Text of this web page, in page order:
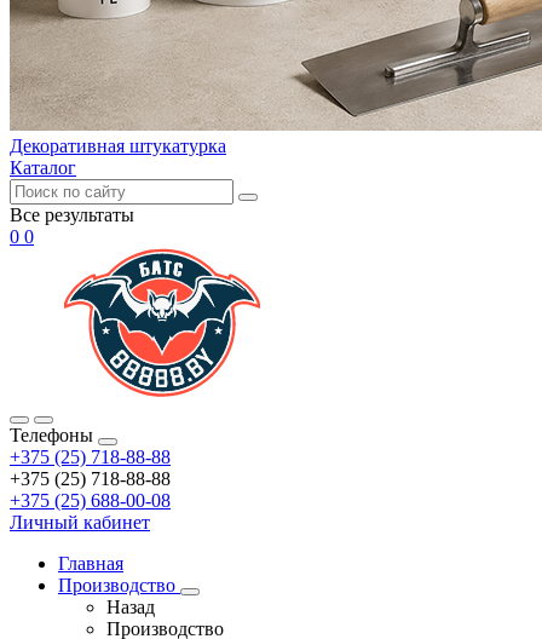
Декоративная штукатурка
Каталог
Все результаты
0 0
Телефоны
+375 (25) 718-88-88
+375 (25) 718-88-88
+375 (25) 688-00-08
Личный кабинет
Главная
Производство
Назад
Производство